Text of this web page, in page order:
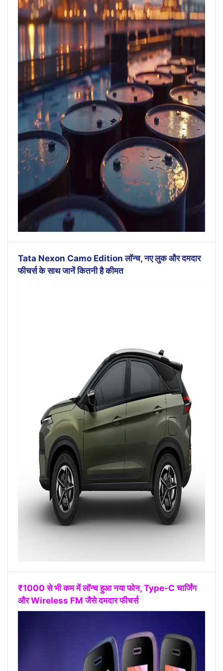
Tata Nexon Camo Edition लॉन्च, नए लुक और दमदार
फीचर्स के साथ जानें कितनी है कीमत
₹1000 से भी कम में लॉन्च हुआ नया फोन, Type-C चार्जिंग
और Wireless FM जैसे दमदार फीचर्स